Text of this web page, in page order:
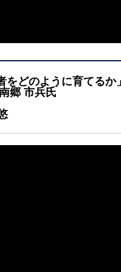
をどのように育てるか
郷 市兵氏